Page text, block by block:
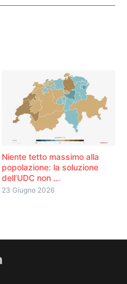
Niente tetto massimo alla
popolazione: la soluzione
dell’UDC non ...
23 Giugno 2026